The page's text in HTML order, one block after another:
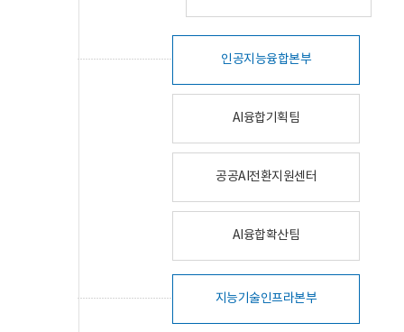
인공지능융합본부
AI융합기획팀
공공AI전환지원센터
AI융합확산팀
지능기술인프라본부